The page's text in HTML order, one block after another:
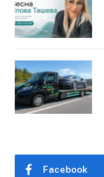
Facebook